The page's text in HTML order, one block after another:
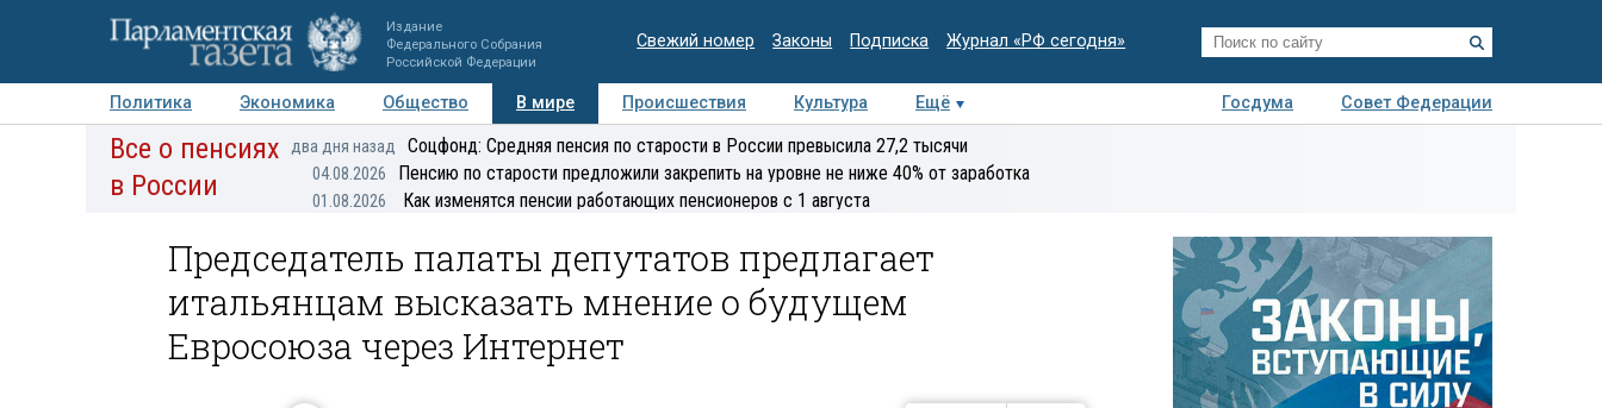
Издание
Федерального Собрания
Российской Федерации
Свежий номер Законы Подписка Журнал «РФ сегодня»
Политика Экономика Общество В мире Происшествия Культура Ещё Госдума
Совет Федерации
Авторы Персоны Мнения Регионы Медиацентр Интервью Колумнисты
Все о пенсиях
в России
два дня назад Соцфонд: Средняя пенсия по старости в России превысила 27,2 тысячи
04.08.2026 Пенсию по старости предложили закрепить на уровне не ниже 40% от заработка
01.08.2026 Как изменятся пенсии работающих пенсионеров с 1 августа
Председатель палаты депутатов предлагает
итальянцам высказать мнение о будущем
Евросоюза через Интернет